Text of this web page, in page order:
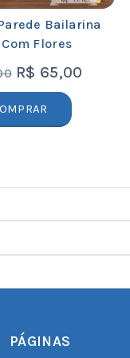
Bailarina
Flores
R$ 65,00
PÁGINAS